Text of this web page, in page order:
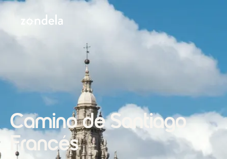
Camino de Santiago
Francés